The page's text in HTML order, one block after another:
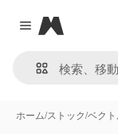
Close menu
Magnific
ホーム/ストック/ベク